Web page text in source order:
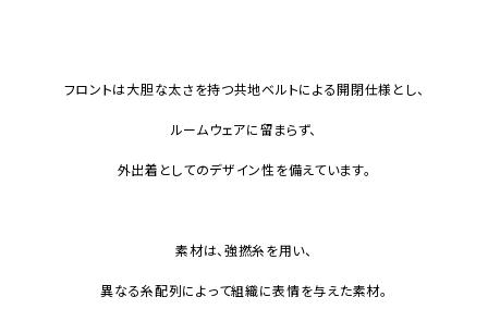
フロントは大胆な太さを持つ共地ベルトによる開閉仕様とし、
ルームウェアに留まらず、
外出着としてのデザイン性を備えています。
素材は、強撚糸を用い、
異なる糸配列によって組織に表情を与えた素材。